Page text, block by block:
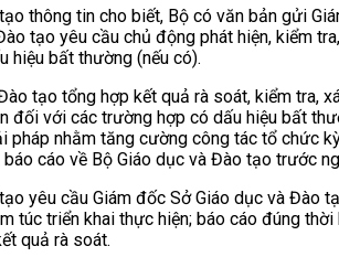
thông tin cho biết, Bộ có văn bản gửi
tạo yêu cầu chủ động phát hiện, kiểm
hiệu bất thường (nếu có).
tạo tổng hợp kết quả rà soát, kiểm tra,
đối với các trường hợp có dấu hiệu bất
pháp nhằm tăng cường công tác tổ chức
cáo về Bộ Giáo dục và Đào tạo trước
yêu cầu Giám đốc Sở Giáo dục và Đào
túc triển khai thực hiện; báo cáo đúng thời
quả rà soát.